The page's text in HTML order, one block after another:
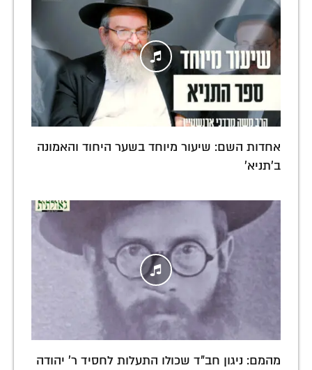
אחדות השם: שיעור מיוחד בשער היחוד והאמונה
ב'תניא'
מהמם: ניגון חב"ד שכולו התעלות לחסיד ר' יהודה